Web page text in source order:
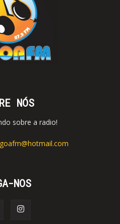
NÓS
sobre a radio!
NOS